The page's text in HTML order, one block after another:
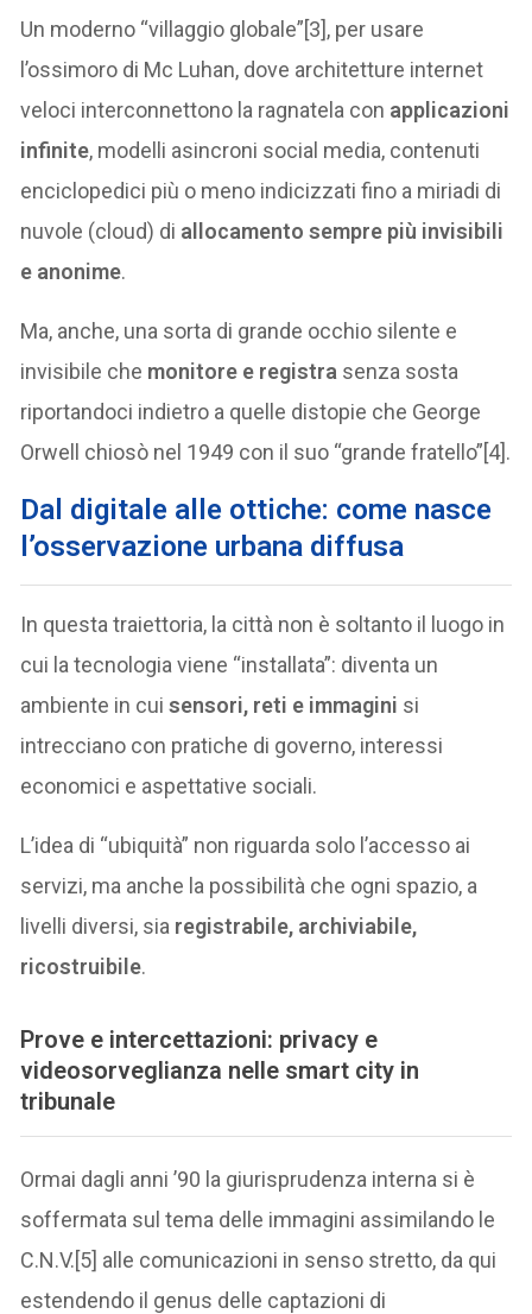
Un moderno “villaggio globale”[3], per usare
l’ossimoro di Mc Luhan, dove architetture internet
veloci interconnettono la ragnatela con applicazioni
infinite, modelli asincroni social media, contenuti
enciclopedici più o meno indicizzati fino a miriadi di
nuvole (cloud) di allocamento sempre più invisibili
e anonime.
Ma, anche, una sorta di grande occhio silente e
invisibile che monitore e registra senza sosta
riportandoci indietro a quelle distopie che George
Orwell chiosò nel 1949 con il suo “grande fratello”[4].
Dal digitale alle ottiche: come nasce
l’osservazione urbana diffusa
In questa traiettoria, la città non è soltanto il luogo in
cui la tecnologia viene “installata”: diventa un
ambiente in cuisensori, reti e immagini si
intrecciano con pratiche di governo, interessi
economici e aspettative sociali.
L’idea di “ubiquità” non riguarda solo l’accesso ai
servizi, ma anche la possibilità che ogni spazio, a
livelli diversi, sia registrabile, archiviabile,
ricostruibile.
Prove e intercettazioni: privacy e
videosorveglianza nelle smart city in
tribunale
Ormai dagli anni ’90 la giurisprudenza interna si è
soffermata sul tema delle immagini assimilando le
C.N.V.[5] alle comunicazioni in senso stretto, da qui
estendendo il genus delle captazioni di